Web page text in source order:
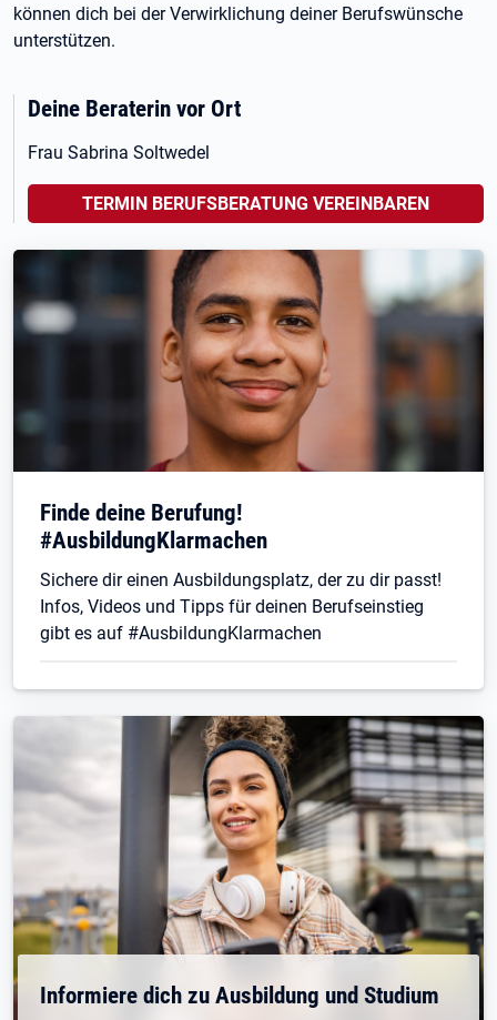
können dich bei der Verwirklichung deiner Berufswünsche
unterstützen.
Deine Beraterin vor Ort
Frau Sabrina Soltwedel
TERMIN BERUFSBERATUNG VEREINBAREN
Finde deine Berufung!
#AusbildungKlarmachen
Sichere dir einen Ausbildungsplatz, der zu dir passt!
Infos, Videos und Tipps für deinen Berufseinstieg
gibt es auf #AusbildungKlarmachen
Informiere dich zu Ausbildung und Studium